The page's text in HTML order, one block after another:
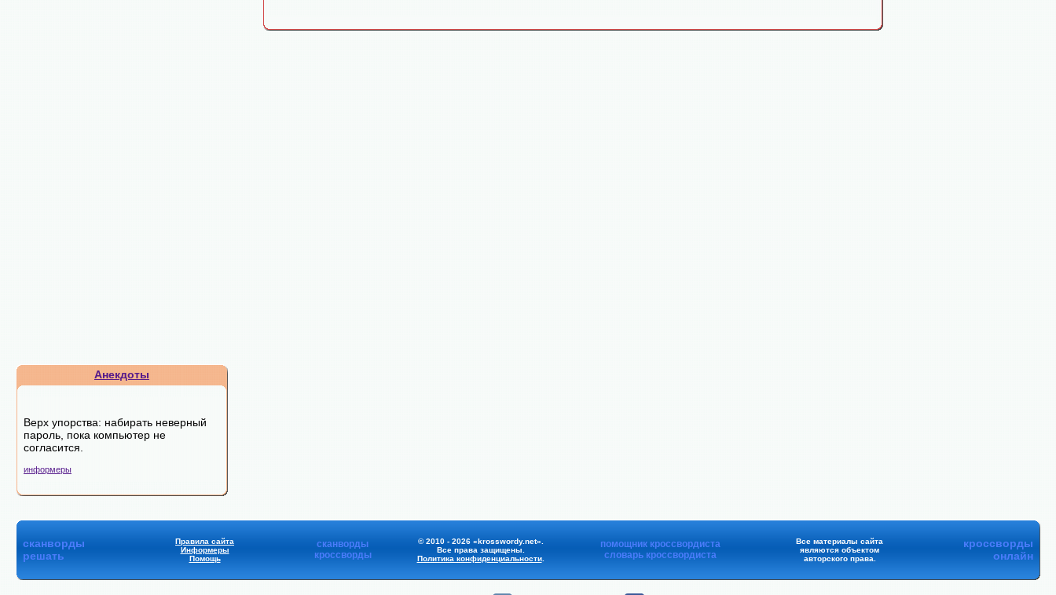
Анекдоты
Верх упорства: набирать неверный
пароль, пока компьютер не
согласится.
информеры
сканворды
решать
Правила сайта
Информеры
Помощь
сканворды
кроссворды
© 2010 - 2026 «krosswordy.net».
Все права защищены.
Политика конфиденциальности.
помощник кроссвордиста
словарь кроссвордиста
Все материалы сайта
являются объектом
авторского права.
кроссворды
онлайн